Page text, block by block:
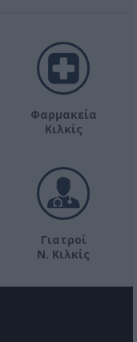
Φαρμακεία
Κιλκίς
Γιατροί
Ν. Κιλκίς